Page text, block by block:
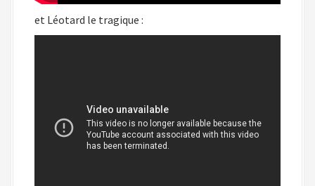
et Léotard le tragique :